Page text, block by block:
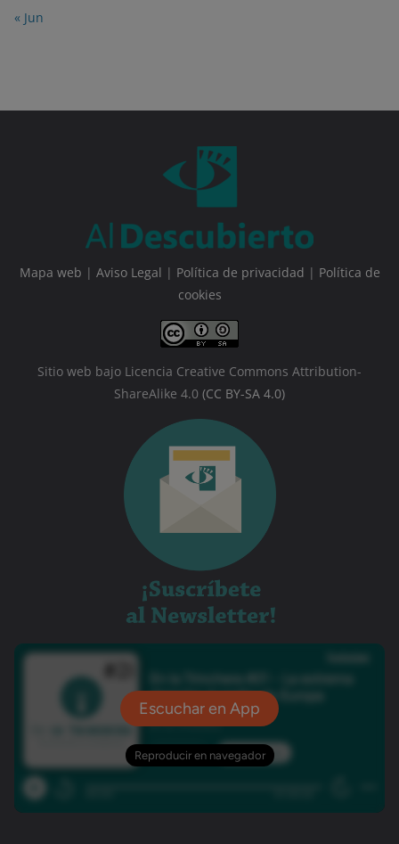
« Jun
Mapa web | Aviso Legal | Política de privacidad | Política de
cookies
Sitio web bajo Licencia Creative Commons Attribution-
ShareAlike 4.0 (CC BY-SA 4.0)